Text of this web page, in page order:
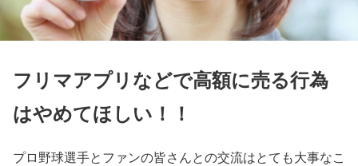
フリマアプリなどで高額に売る行為
はやめてほしい！！
プロ野球選手とファンの皆さんとの交流はとても大事なこ